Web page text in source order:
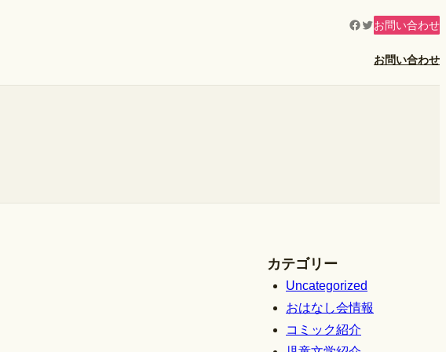
Facebook
Twitter
お問い合わせ
お問い合わせ
カテゴリー
Uncategorized
おはなし会情報
コミック紹介